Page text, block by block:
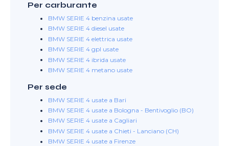
Per carburante
BMW SERIE 4 benzina usate
BMW SERIE 4 diesel usate
BMW SERIE 4 elettrica usate
BMW SERIE 4 gpl usate
BMW SERIE 4 ibrida usate
BMW SERIE 4 metano usate
Per sede
BMW SERIE 4 usate a Bari
BMW SERIE 4 usate a Bologna - Bentivoglio (BO)
BMW SERIE 4 usate a Cagliari
BMW SERIE 4 usate a Chieti - Lanciano (CH)
BMW SERIE 4 usate a Firenze